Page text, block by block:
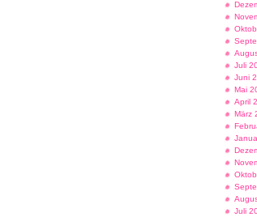
Juli
Juni
Mai
April
März
Juli